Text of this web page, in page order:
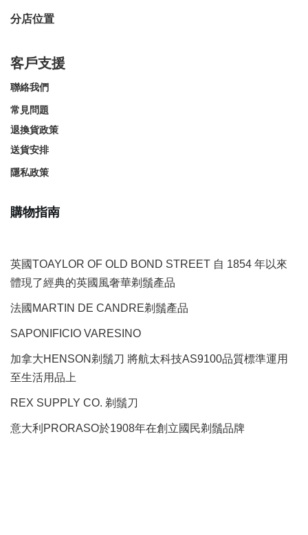
分店位置
客戶支援
聯絡我們
常見問題
退換貨政策
送貨安排
隱私政策
購物指南
英國TOAYLOR OF OLD BOND STREET 自 1854 年以來
體現了經典的英國風奢華剃鬚產品
法國MARTIN DE CANDRE剃鬚產品
SAPONIFICIO VARESINO
加拿大HENSON剃鬚刀 將航太科技AS9100品質標準運用
至生活用品上
REX SUPPLY CO. 剃鬚刀
意大利PRORASO於1908年在創立國民剃鬚品牌